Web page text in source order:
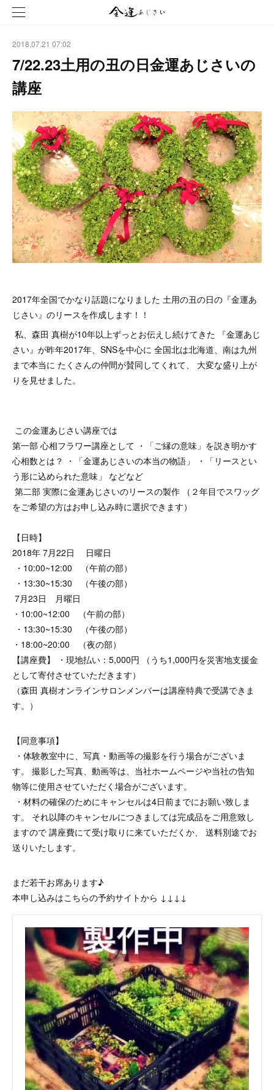
2018.07.21 07:02
7/22.23土用の丑の日金運あじさいの
講座
2017年全国でかなり話題になりました 土用の丑の日の『金運あ
じさい』のリースを作成します！！
私、森田 真樹が10年以上ずっとお伝えし続けてきた 『金運あじ
さい』が昨年2017年、SNSを中心に 全国北は北海道、南は九州
まで本当に たくさんの仲間が賛同してくれて、 大変な盛り上が
りを見せました。
この金運あじさい講座では
第一部 心相フラワー講座として ・「ご縁の意味」を説き明かす
心相数とは？ ・「金運あじさいの本当の物語」 ・「リースとい
う形に込められた意味」 などなど
第二部 実際に金運あじさいのリースの製作 （２年目でスワッグ
をご希望の方はお申し込み時に選択できます）
【日時】
2018年 7月22日 日曜日
・10:00~12:00 （午前の部）
・13:30~15:30 （午後の部）
7月23日 月曜日
・10:00~12:00 （午前の部）
・13:30~15:30 （午後の部）
・18:00~20:00 （夜の部）
【講座費】 ・現地払い：5,000円 （うち1,000円を災害地支援金
として寄付させていただきます）
（森田 真樹オンラインサロンメンバーは講座特典で受講できま
す。）
【同意事項】
・体験教室中に、写真・動画等の撮影を行う場合がございま
す。 撮影した写真、動画等は、当社ホームページや当社の告知
物等に使用させていただく場合がございます。
・材料の確保のためにキャンセルは4日前までにお願い致しま
す。 それ以降のキャンセルにつきましては完成品をご用意致し
ますので 講座費にて受け取りに来ていただくか、 送料別途でお
送りいたします。
まだ若干お席あります♪
本申し込みはこちらの予約サイトから ↓↓↓↓